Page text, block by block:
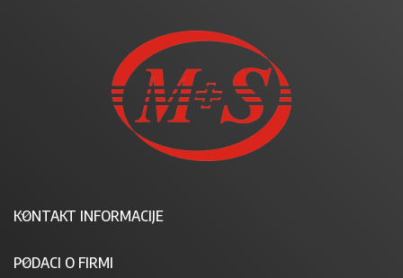
KONTAKT INFORMACIJE
PODACI O FIRMI